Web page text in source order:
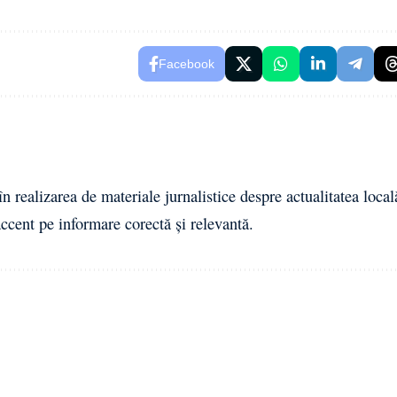
Facebook
de materiale jurnalistice despre actualitatea
pe informare corectă și relevantă.